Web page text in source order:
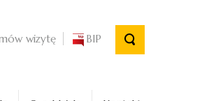
wizytę BIP